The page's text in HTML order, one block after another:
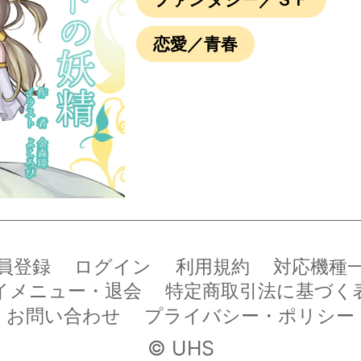
恋愛／青春
登録 ログイン 利用規約
対応機種
メニュー・退会
特定商取引法に基づく
お問い合わせ
プライバシー・ポリシー
© UHS